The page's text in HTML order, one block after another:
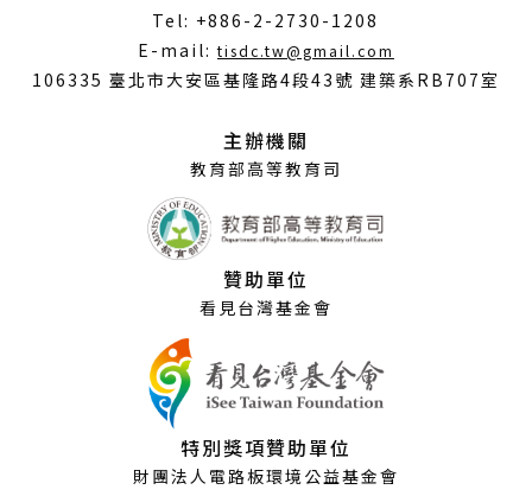
Tel: +886-2-2730-1208
E-mail:tisdc.tw@gmail.com
開
106335 臺北市大安區基隆路4段43號 建築系RB707室
主辦機關
教育部高等教育司
贊助單位
看見台灣基金會
特別獎項贊助單位
財團法人電路板環境公益基金會